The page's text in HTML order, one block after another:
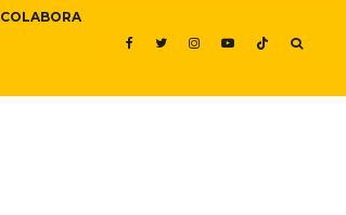
COLABORA